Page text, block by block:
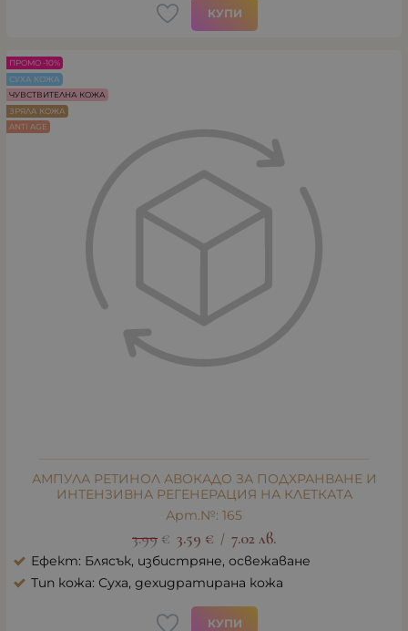
КУПИ
АМПУЛА РЕТИНОЛ АВОКАДО ЗА ПОДХРАНВАНЕ И
ИНТЕНЗИВНА РЕГЕНЕРАЦИЯ НА КЛЕТКАТА
Арт.№: 165
3.99 € 3.59 € / 7.02 лв.
Ефект: Блясък, избистряне, освежаване
Тип кожа: Суха, дехидратирана кожа
КУПИ
ПРОМО -10%
СУХА КОЖА
ЧУВСТВИТЕЛНА КОЖА
ЗРЯЛА КОЖА
ANTI AGE